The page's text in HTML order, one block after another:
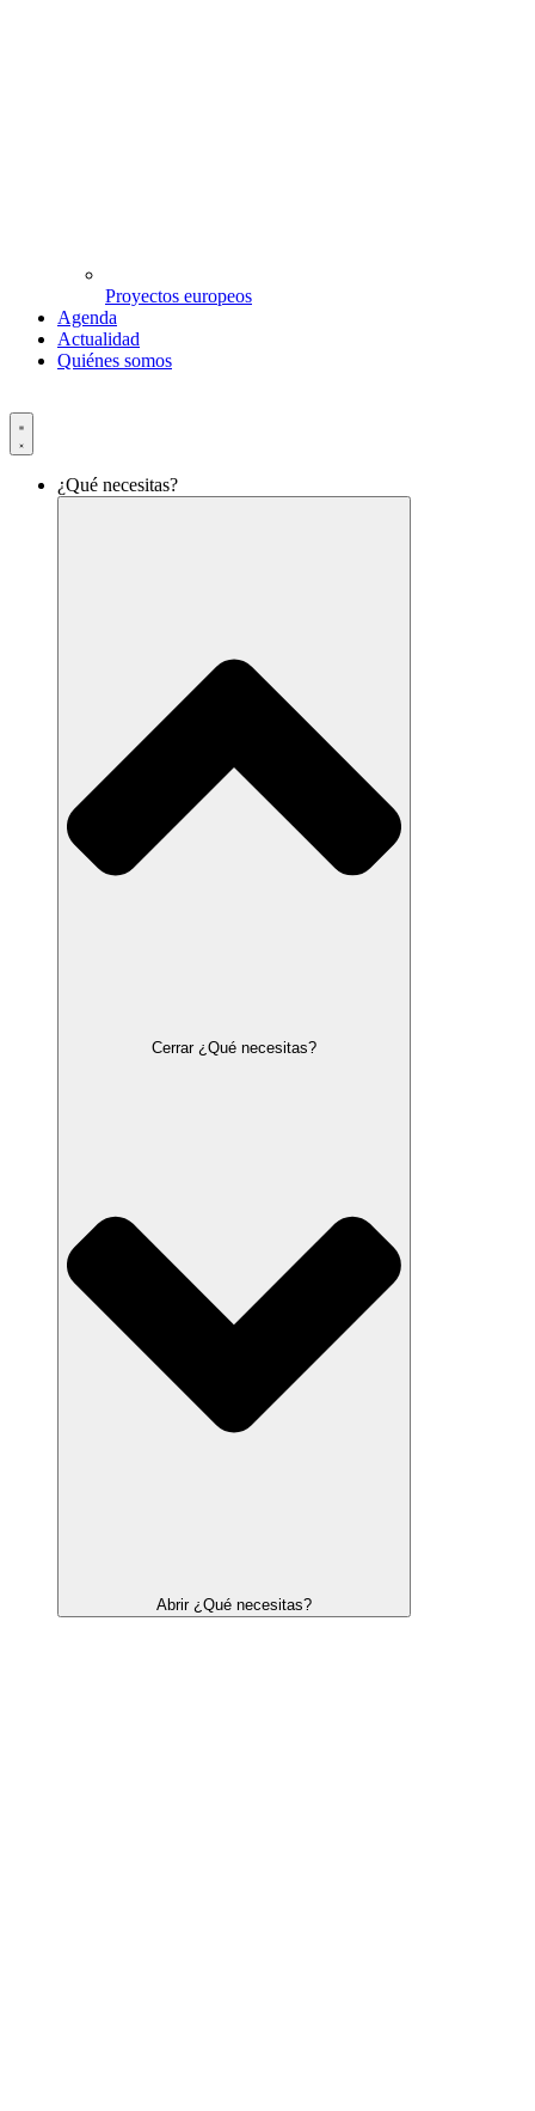
Proyectos europeos
Agenda
Actualidad
Quiénes somos
¿Qué necesitas?
Cerrar ¿Qué necesitas?
Abrir ¿Qué necesitas?